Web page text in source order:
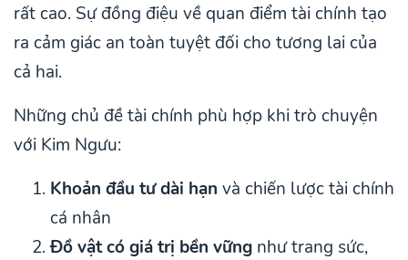
rất cao. Sự đồng điệu về quan điểm tài chính tạo
ra cảm giác an toàn tuyệt đối cho tương lai của
cả hai.
Những chủ đề tài chính phù hợp khi trò chuyện
với Kim Ngưu:
Khoản đầu tư dài hạn và chiến lược tài chính
cá nhân
Đồ vật có giá trị bền vững như trang sức,